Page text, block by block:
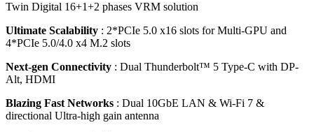
Twin Digital 16+1+2 phases VRM solution
Ultimate Scalability​ : 2*PCIe 5.0 x16 slots for Multi-GPU and
4*PCIe 5.0/4.0 x4 M.2 slots
Next-gen Connectivity : Dual Thunderbolt™ 5 Type-C with DP-
Alt, HDMI
Blazing Fast Networks : Dual 10GbE LAN & Wi-Fi 7 &
directional Ultra-high gain antenna